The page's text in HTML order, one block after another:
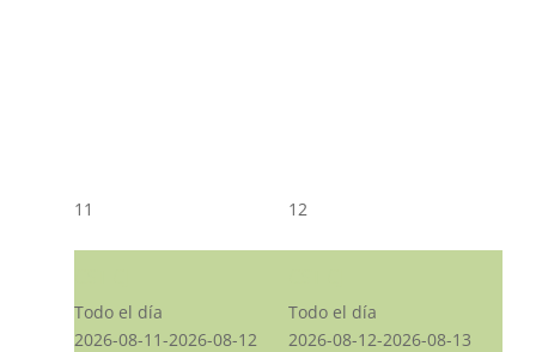
11
Todo el día
2026-08-11-2026-08-12
12
Todo el día
2026-08-12-2026-08-13